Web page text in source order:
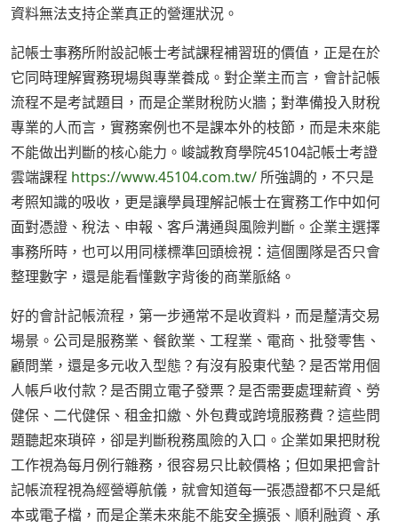
資料無法支持企業真正的營運狀況。
記帳士事務所附設記帳士考試課程補習班的價值，正是在於
它同時理解實務現場與專業養成。對企業主而言，會計記帳
流程不是考試題目，而是企業財稅防火牆；對準備投入財稅
專業的人而言，實務案例也不是課本外的枝節，而是未來能
不能做出判斷的核心能力。峻誠教育學院45104記帳士考證
雲端課程 https://www.45104.com.tw/ 所強調的，不只是
考照知識的吸收，更是讓學員理解記帳士在實務工作中如何
面對憑證、稅法、申報、客戶溝通與風險判斷。企業主選擇
事務所時，也可以用同樣標準回頭檢視：這個團隊是否只會
整理數字，還是能看懂數字背後的商業脈絡。
好的會計記帳流程，第一步通常不是收資料，而是釐清交易
場景。公司是服務業、餐飲業、工程業、電商、批發零售、
顧問業，還是多元收入型態？有沒有股東代墊？是否常用個
人帳戶收付款？是否開立電子發票？是否需要處理薪資、勞
健保、二代健保、租金扣繳、外包費或跨境服務費？這些問
題聽起來瑣碎，卻是判斷稅務風險的入口。企業如果把財稅
工作視為每月例行雜務，很容易只比較價格；但如果把會計
記帳流程視為經營導航儀，就會知道每一張憑證都不只是紙
本或電子檔，而是企業未來能不能安全擴張、順利融資、承